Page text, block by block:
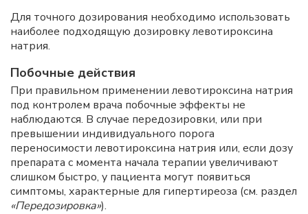
Для точного дозирования необходимо использовать
наиболее подходящую дозировку левотироксина
натрия.
Побочные действия
При правильном применении левотироксина натрия
под контролем врача побочные эффекты не
наблюдаются. В случае передозировки, или при
превышении индивидуального порога
переносимости левотироксина натрия или, если дозу
препарата с момента начала терапии увеличивают
слишком быстро, у пациента могут появиться
симптомы, характерные для гипертиреоза (см. раздел
«Передозировка»).